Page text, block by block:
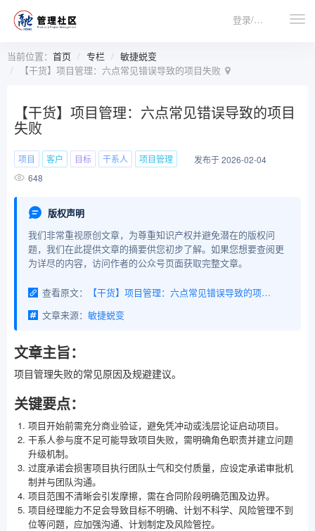
登录/注册
当前位置： 首页 专栏
敏捷蜕变
【干货】项目管理：六点常见错误导致的项目失败
【干货】项目管理：六点常见错误导致的项目
失败
项目 客户 目标 干系人 项目管理
发布于 2026-02-04
648
版权声明
我们非常重视原创文章，为尊重知识产权并避免潜在的版权问
题，我们在此提供文章的摘要供您初步了解。如果您想要查阅更
为详尽的内容，访问作者的公众号页面获取完整文章。
查看原文：
【干货】项目管理：六点常见错误导致的项目失败
文章来源： 敏捷蜕变
文章主旨：
项目管理失败的常见原因及规避建议。
关键要点：
项目开始前需充分商业验证，避免凭冲动或浅层论证启动项目。
干系人参与度不足可能导致项目失败，需明确角色职责并建立问题
升级机制。
过度承诺会损害项目执行团队士气和交付质量，应设定承诺审批机
制并与团队沟通。
项目范围不清晰会引发摩擦，需在合同阶段明确范围及边界。
项目经理能力不足会导致目标不明确、计划不科学、风险管理不到
位等问题，应加强沟通、计划制定及风险管控。